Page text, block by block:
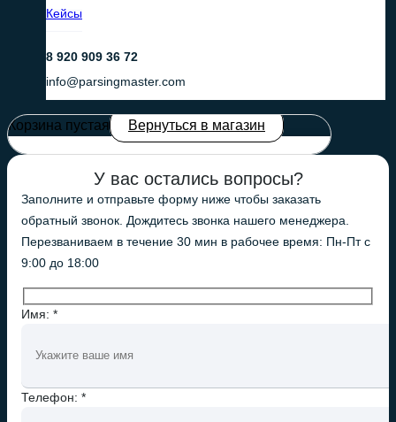
Кейсы
8 920 909 36 72
info@parsingmaster.com
Корзина пустая Вернуться в магазин
У вас остались вопросы?
Заполните и отправьте форму ниже чтобы заказать
обратный звонок. Дождитесь звонка нашего менеджера.
Перезваниваем в течение 30 мин в рабочее время: Пн-Пт с
9:00 до 18:00
Имя: *
Телефон: *